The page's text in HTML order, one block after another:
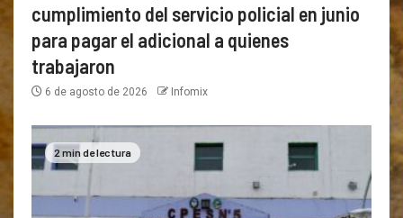
cumplimiento del servicio policial en junio
para pagar el adicional a quienes
trabajaron
6 de agosto de 2026 Infomix
2 min de lectura